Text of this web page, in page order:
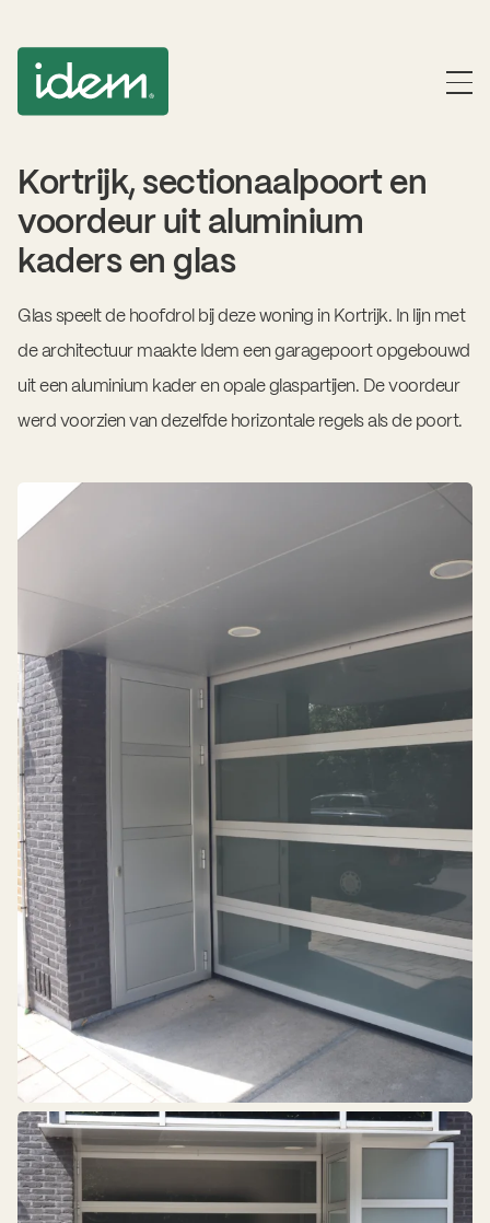
Kortrijk, sectionaalpoort en
voordeur uit aluminium
kaders en glas
Glas speelt de hoofdrol bij deze woning in Kortrijk. In lijn met
de architectuur maakte Idem een garagepoort opgebouwd
uit een aluminium kader en opale glaspartijen. De voordeur
werd voorzien van dezelfde horizontale regels als de poort.